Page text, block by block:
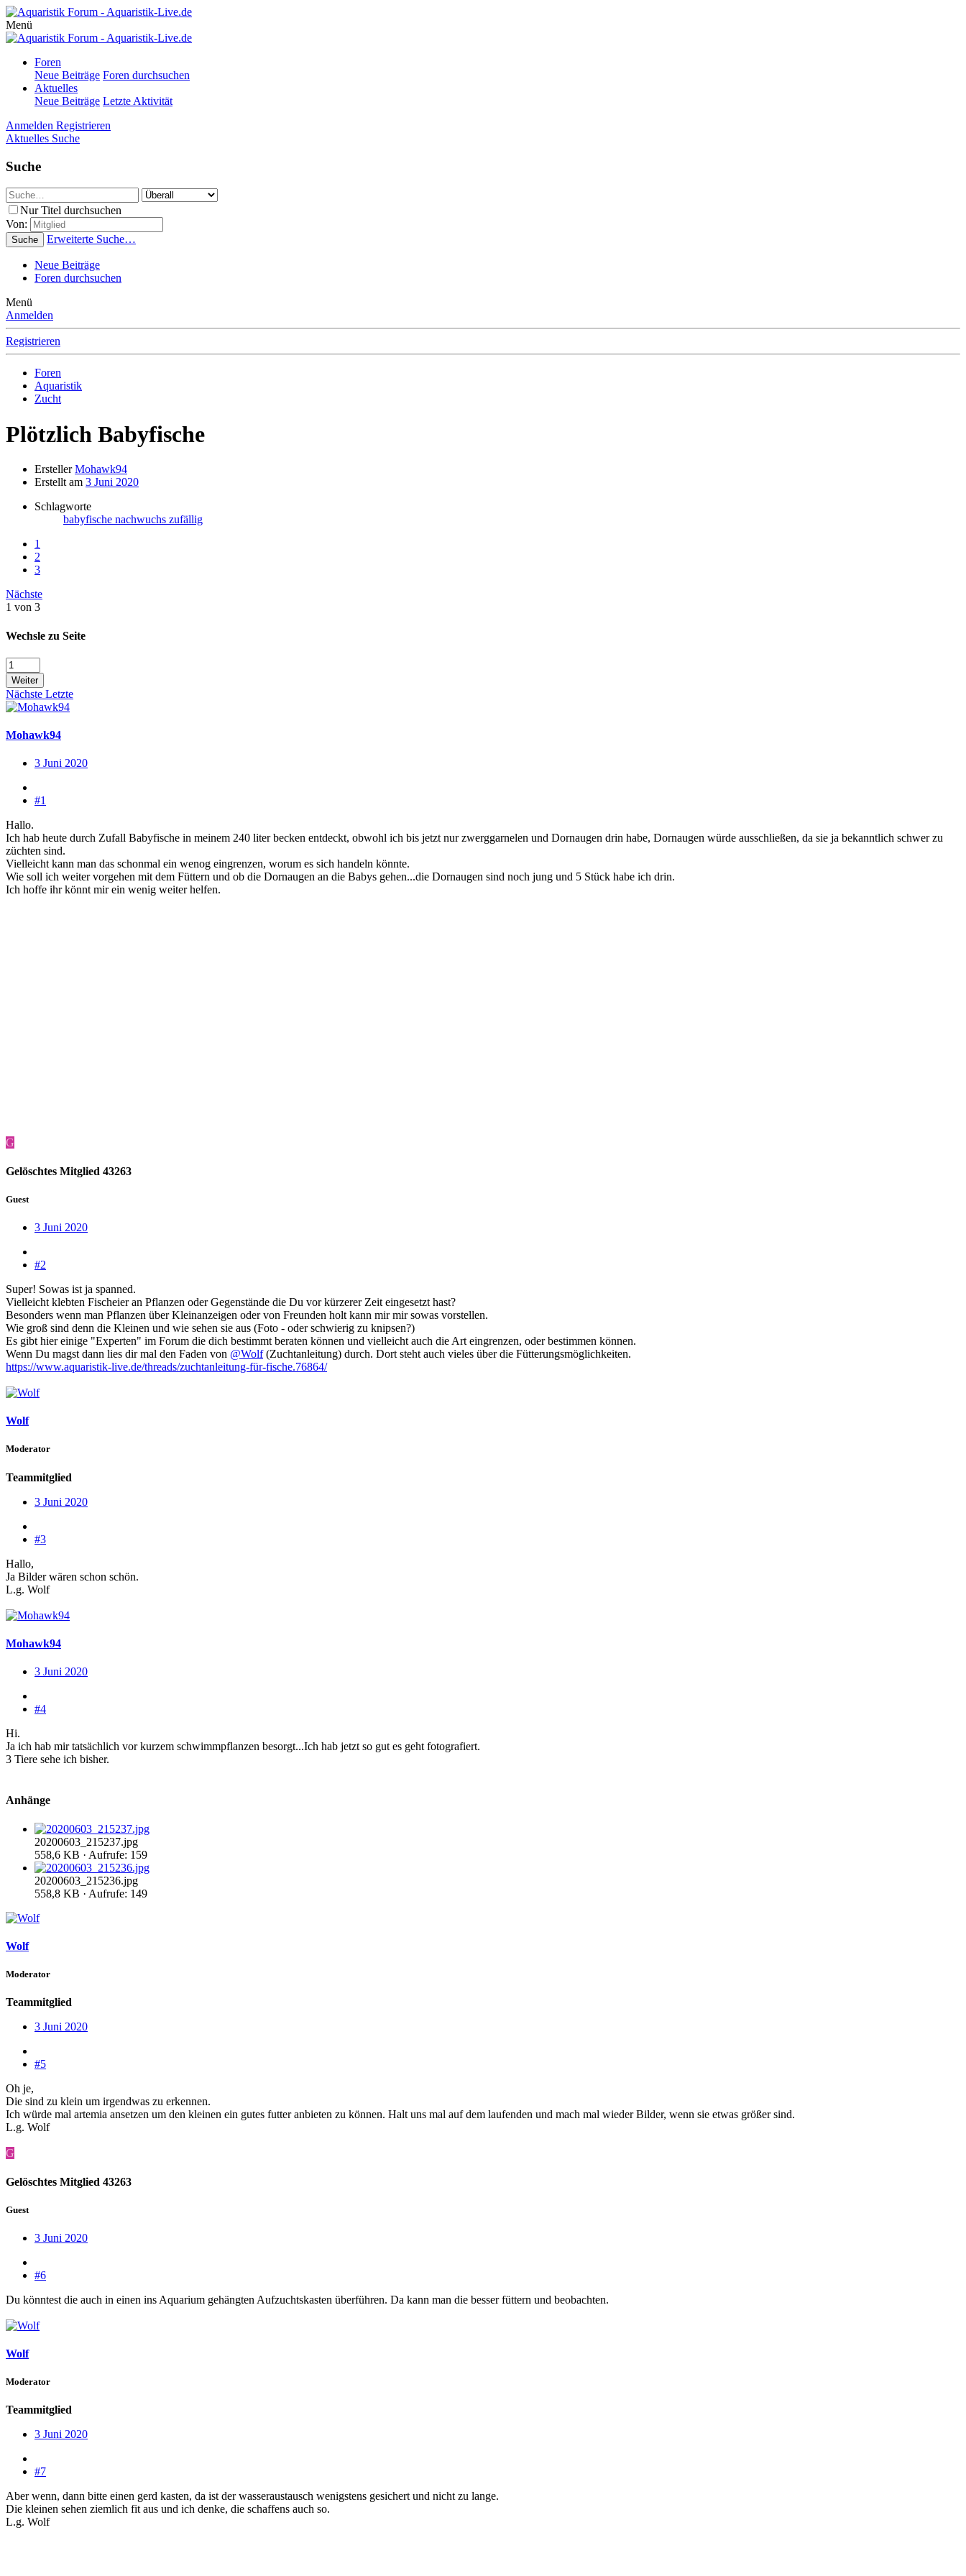
Menü
Foren
Neue Beiträge Foren durchsuchen
Aktuelles
Neue Beiträge Letzte Aktivität
Anmelden Registrieren
Aktuelles Suche
Suche
Nur Titel durchsuchen
Von:
Suche Erweiterte Suche…
Neue Beiträge
Foren durchsuchen
Menü
Anmelden
Registrieren
Foren
Aquaristik
Zucht
Plötzlich Babyfische
Ersteller Mohawk94
Erstellt am 3 Juni 2020
Schlagworte
babyfische nachwuchs zufällig
1
2
3
Nächste
1 von 3
Wechsle zu Seite
Weiter
Nächste Letzte
Mohawk94
3 Juni 2020
#1
Hallo.
Ich hab heute durch Zufall Babyfische in meinem 240 liter becken entdeckt, obwohl ich bis jetzt nur zwerggarnelen und Dornaugen drin habe, Dornaugen würde ausschließen, da sie ja bekanntlich schwer zu
züchten sind.
Vielleicht kann man das schonmal ein wenog eingrenzen, worum es sich handeln könnte.
Wie soll ich weiter vorgehen mit dem Füttern und ob die Dornaugen an die Babys gehen...die Dornaugen sind noch jung und 5 Stück habe ich drin.
Ich hoffe ihr könnt mir ein wenig weiter helfen.
G
Gelöschtes Mitglied 43263
Guest
3 Juni 2020
#2
Super! Sowas ist ja spanned.
Vielleicht klebten Fischeier an Pflanzen oder Gegenstände die Du vor kürzerer Zeit eingesetzt hast?
Besonders wenn man Pflanzen über Kleinanzeigen oder von Freunden holt kann mir mir sowas vorstellen.
Wie groß sind denn die Kleinen und wie sehen sie aus (Foto - oder schwierig zu knipsen?)
Es gibt hier einige "Experten" im Forum die dich bestimmt beraten können und vielleicht auch die Art eingrenzen, oder bestimmen können.
Wenn Du magst dann lies dir mal den Faden von @Wolf(Zuchtanleitung) durch. Dort steht auch vieles über die Fütterungsmöglichkeiten.
https://www.aquaristik-live.de/threads/zuchtanleitung-für-fische.76864/
Wolf
Moderator
Teammitglied
3 Juni 2020
#3
Hallo,
Ja Bilder wären schon schön.
L.g. Wolf
Mohawk94
3 Juni 2020
#4
Hi.
Ja ich hab mir tatsächlich vor kurzem schwimmpflanzen besorgt...Ich hab jetzt so gut es geht fotografiert.
3 Tiere sehe ich bisher.
Anhänge
20200603_215237.jpg
558,6 KB · Aufrufe: 159
20200603_215236.jpg
558,8 KB · Aufrufe: 149
Wolf
Moderator
Teammitglied
3 Juni 2020
#5
Oh je,
Die sind zu klein um irgendwas zu erkennen.
Ich würde mal artemia ansetzen um den kleinen ein gutes futter anbieten zu können. Halt uns mal auf dem laufenden und mach mal wieder Bilder, wenn sie etwas größer sind.
L.g. Wolf
G
Gelöschtes Mitglied 43263
Guest
3 Juni 2020
#6
Du könntest die auch in einen ins Aquarium gehängten Aufzuchtskasten überführen. Da kann man die besser füttern und beobachten.
Wolf
Moderator
Teammitglied
3 Juni 2020
#7
Aber wenn, dann bitte einen gerd kasten, da ist der wasseraustausch wenigstens gesichert und nicht zu lange.
Die kleinen sehen ziemlich fit aus und ich denke, die schaffens auch so.
L.g. Wolf